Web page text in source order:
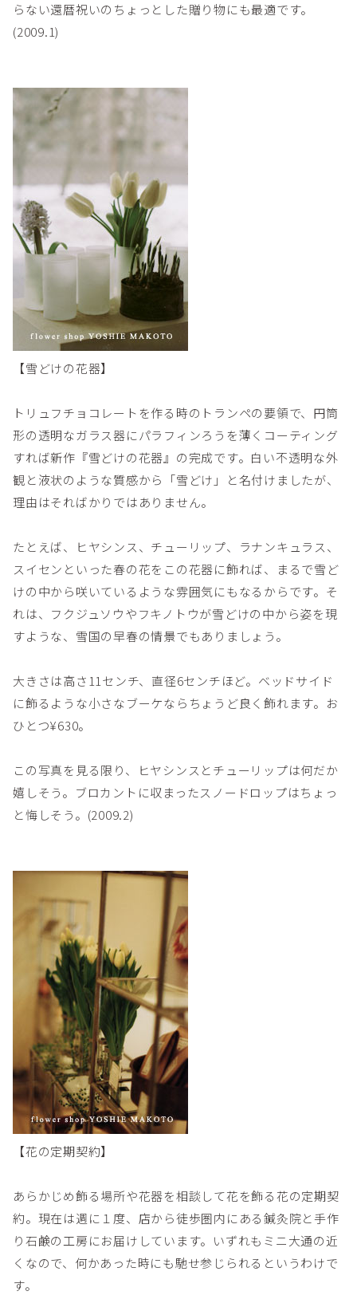
らない還暦祝いのちょっとした贈り物にも最適です。
(2009.1)
【雪どけの花器】
トリュフチョコレートを作る時のトランペの要領で、円筒
形の透明なガラス器にパラフィンろうを薄くコーティング
すれば新作『雪どけの花器』の完成です。白い不透明な外
観と液状のような質感から「雪どけ」と名付けましたが、
理由はそればかりではありません。
たとえば、ヒヤシンス、チューリップ、ラナンキュラス、
スイセンといった春の花をこの花器に飾れば、まるで雪ど
けの中から咲いているような雰囲気にもなるからです。そ
れは、フクジュソウやフキノトウが雪どけの中から姿を現
すような、雪国の早春の情景でもありましょう。
大きさは高さ11センチ、直径6センチほど。ベッドサイド
に飾るような小さなブーケならちょうど良く飾れます。お
ひとつ¥630。
この写真を見る限り、ヒヤシンスとチューリップは何だか
嬉しそう。ブロカントに収まったスノードロップはちょっ
と悔しそう。(2009.2)
【花の定期契約】
あらかじめ飾る場所や花器を相談して花を飾る花の定期契
約。現在は週に１度、店から徒歩圏内にある鍼灸院と手作
り石鹸の工房にお届けしています。いずれもミニ大通の近
くなので、何かあった時にも馳せ参じられるというわけで
す。